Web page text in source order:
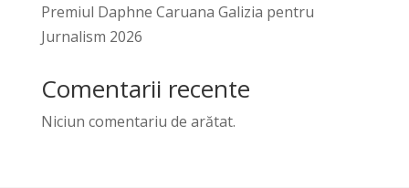
Premiul Daphne Caruana Galizia pentru
Jurnalism 2026
Comentarii recente
Niciun comentariu de arătat.